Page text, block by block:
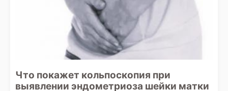
Что покажет кольпоскопия при
выявлении эндометриоза шейки матки